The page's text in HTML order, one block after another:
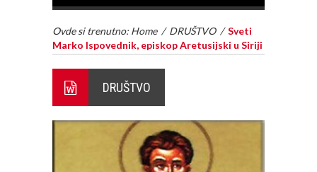
Ovde si trenutno: Home / DRUŠTVO /Sveti
Marko Ispovednik, episkop Aretusijski u Siriji
DRUŠTVO